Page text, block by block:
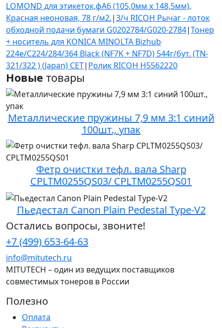
LOMOND для этикеток,фА6 (105,0мм х 148,5мм),
Красная неоновая, 78 г/м2.|З/ч RICOH Рычаг - лоток
обходной подачи бумаги G0202784/G020-2784|Тонер
+ носитель для KONICA MINOLTA Bizhub
224e/C224/284/364 Black (NF7K + NF7D) 544г/бут. (TN-
321/322 ) (Japan) CET| Ролик RICOH H5562220
Новые товары
Металлические пружины 7,9 мм 3:1 синий
100шт., упак
Фетр очистки тефл. вала Sharp
CPLTM0255QS03/ CPLTM0255QS01
Пьедестал Canon Plain Pedestal Type-V2
Остались вопросы, звоните!
+7 (499) 653-64-63
info@mitutech.ru
MITUTECH – один из ведущих поставщиков
совместимых тонеров в России
Полезно
Оплата